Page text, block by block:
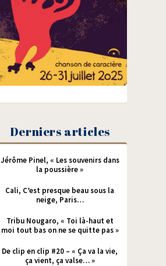
Derniers articles
Jérôme Pinel, « Les souvenirs dans
la poussière »
Cali, C’est presque beau sous la
neige, Paris…
Tribu Nougaro, « Toi là-haut et
moi tout bas on ne se quitte pas »
De clip en clip #20 – « Ça va la vie,
ça vient, ça valse… »